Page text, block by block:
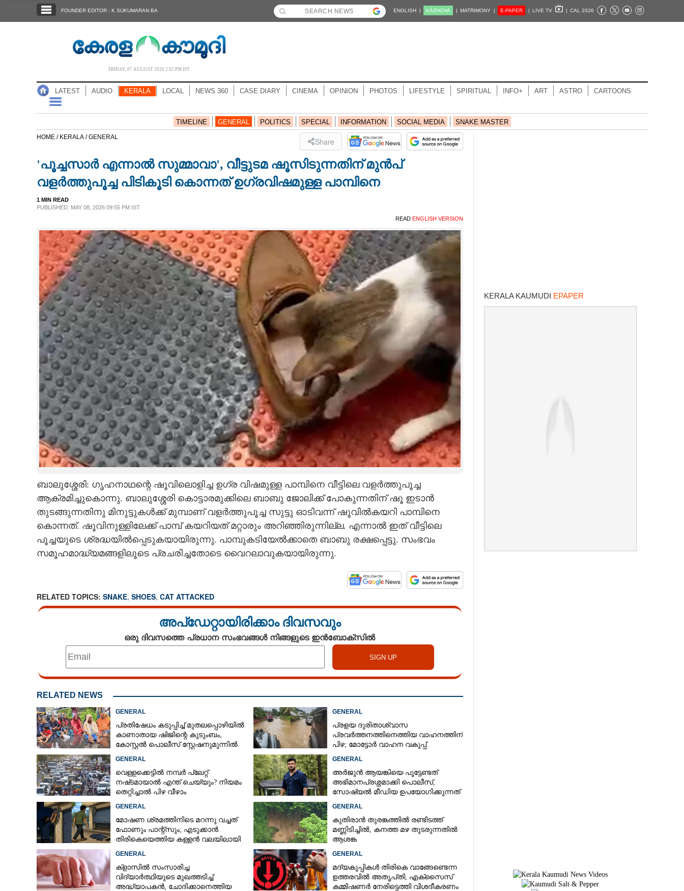
NOTIFIED NEWS
NEWS 360
CASE DIARY
LIFESTYLE
SPIRITUAL
LITERATURE
FOUNDER EDITOR : K SUKUMARAN BA ENGLISH | KĀZHCHA | MATRIMONY | E-PAPER | LIVE TV | CAL 2026
FRIDAY, 07 AUGUST 2026 2.02 PM IST
LATEST AUDIO KERALA LOCAL NEWS 360 CASE DIARY CINEMA OPINION PHOTOS LIFESTYLE SPIRITUAL INFO+ ART ASTRO CARTOONS
TIMELINE GENERAL POLITICS SPECIAL INFORMATION SOCIAL MEDIA SNAKE MASTER
HOME / KERALA /GENERAL Share
'പൂച്ചസാർ എന്നാൽ സുമ്മാവാ', വീട്ടുടമ ഷൂസിടുന്നതിന് മുൻപ്
വളർത്തുപൂച്ച പിടികൂടി കൊന്നത് ഉഗ്രവിഷമുള്ള പാമ്പിനെ
1 MIN READ
PUBLISHED: MAY 08, 2026 09:55 PM IST
READ ENGLISH VERSION
ബാലുശ്ശേരി: ഗൃഹനാഥന്റെ ഷൂവിലൊളിച്ച ഉഗ്ര‌ വിഷമുള്ള പാമ്പിനെ വീട്ടിലെ വളർത്തുപൂച്ച
ആക്രമിച്ചുകൊന്നു. ബാലുശ്ശേരി കൊട്ടാരമുക്കിലെ ബാബു ജോലിക്ക് പോകുന്നതിന് ഷൂ ഇടാൻ
തുടങ്ങുന്നതിനു മിനുട്ടുകൾക്ക് മുമ്പാണ് വളർത്തുപൂച്ച സുട്ടു ഓടിവന്ന് ഷൂവിൽകയറി പാമ്പിനെ
കൊന്നത്. ഷൂവിനുള്ളിലേക്ക് പാമ്പ് കയറിയത് മറ്റാരും അറിഞ്ഞിരുന്നില്ല. എന്നാൽ ഇത് വീട്ടിലെ
പൂച്ചയുടെ ശ്രദ്ധയിൽപ്പെടുകയായിരുന്നു. പാമ്പുകടിയേൽക്കാതെ ബാബു രക്ഷപ്പെട്ടു. സംഭവം
സമൂഹമാദ്ധ്യമങ്ങളിലൂടെ പ്രചരിച്ചതോടെ വൈറലാവുകയായിരുന്നു.
RELATED TOPICS: SNAKE, SHOES, CAT ATTACKED
അപ്ഡേറ്റായിരിക്കാം ദിവസവും
ഒരു ദിവസത്തെ പ്രധാന സംഭവങ്ങൾ നിങ്ങളുടെ ഇൻബോക്സിൽ
RELATED NEWS
GENERAL
പ്രതിഷേധം കടുപ്പിച്ച് മുതലപ്പൊഴിയിൽ
കാണാതായ ഷിജിന്റെ കുടുംബം,
കോസ്റ്റൽ പൊലീസ് സ്റ്റേഷനുമുന്നിൽ
GENERAL
പ്രളയ ദുരിതാശ്വാസ
പ്രവർത്തനത്തിനെത്തിയ വാഹനത്തിന്
പിഴ; മോട്ടോർ വാഹന വകുപ്പ്
GENERAL
വെള്ളക്കെട്ടിൽ നമ്പർ പ്ലേറ്റ്
നഷ്‌ടമായാൽ എന്ത് ചെയ്യും? നിയമം
തെറ്റിച്ചാൽ പിഴ വീഴാം
GENERAL
അർജുൻ ആയങ്കിയെ പൂട്ടേണ്ടത്
അഭിമാനപ്രശ്നമാക്കി പൊലീസ്,
സാേഷ്യൽ മീഡിയ ഉപയോഗിക്കുന്നത്
GENERAL
മോഷണ ശ്രമത്തിനിടെ മറന്നു വച്ചത്
ഫോണും പാന്റ്സും; എടുക്കാൻ
തിരികെയെത്തിയ കള്ളൻ വലയിലായി
GENERAL
കുതിരാൻ തുരങ്കത്തിൽ രണ്ടിടത്ത്
മണ്ണിടിച്ചിൽ, കനത്ത മഴ തുടരുന്നതിൽ
ആശങ്ക
GENERAL
ക്ളാസിൽ സംസാരിച്ച
വിദ്യാർത്ഥിയുടെ മുഖത്തടിച്ച്
അദ്ധ്യാപകൻ, ചോദിക്കാനെത്തിയ
GENERAL
മദ്യകുപ്പികൾ തിരികെ വാങ്ങേണ്ടെന്ന
ഉത്തരവിൽ അതൃപ്‌തി, എക്‌സൈസ്
കമ്മിഷണർ നേരിട്ടെത്തി വിശദീകരണം
KERALA KAUMUDI EPAPER